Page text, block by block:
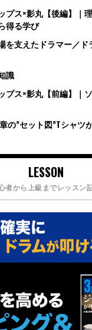
プス×影丸【後編】｜
得る学び
を支えたドラマー／
識
プス×影丸【前編】｜
章の”セット図”Tシャツ
LESSON
者から上級までレッスン